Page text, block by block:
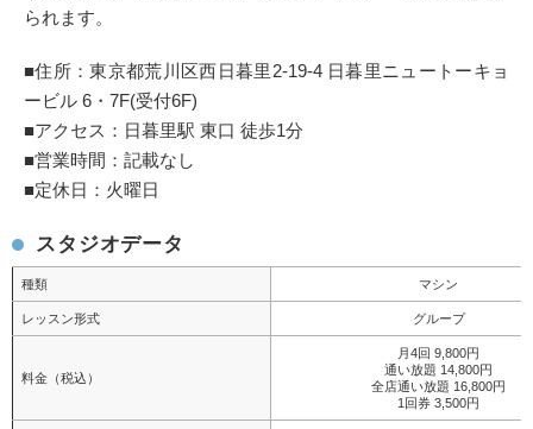
られます。
■住所：東京都荒川区西日暮里2-19-4 日暮里ニュートーキョ
ービル 6・7F(受付6F)
■アクセス：日暮里駅 東口 徒歩1分
■営業時間：記載なし
■定休日：火曜日
スタジオデータ
種類 マシン
レッスン形式 グループ
料金（税込）
月4回 9,800円
通い放題 14,800円
全店通い放題 16,800円
1回券 3,500円